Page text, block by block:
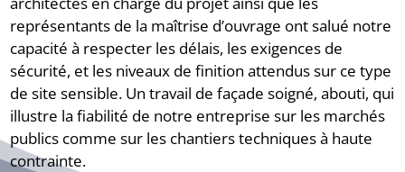
représentants de la maîtrise d’ouvrage ont salué notre
capacité à respecter les délais, les exigences de
sécurité, et les niveaux de finition attendus sur ce type
de site sensible. Un travail de façade soigné, abouti, qui
illustre la fiabilité de notre entreprise sur les marchés
publics comme sur les chantiers techniques à haute
contrainte.